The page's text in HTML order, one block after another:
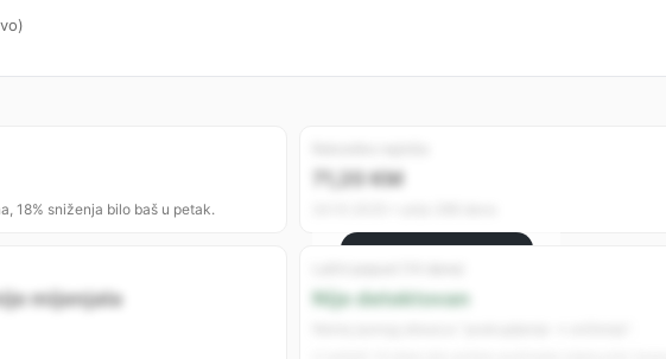
18% sniženja bilo baš u petak.
71,20 KM
Registrujte se da vidite sve analitike.
mijenjala Nije detektovan